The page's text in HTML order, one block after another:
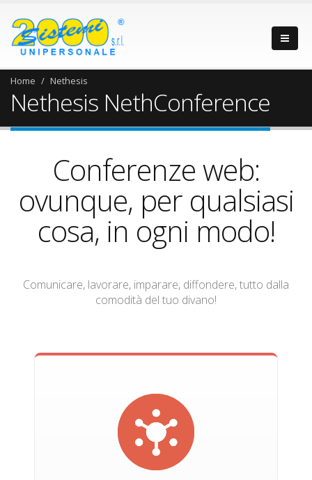
Home Nethesis
Nethesis NethConference
Conferenze web:
ovunque, per qualsiasi
cosa, in ogni modo!
Comunicare, lavorare, imparare, diffondere, tutto dalla
comodità del tuo divano!